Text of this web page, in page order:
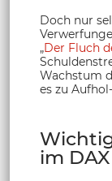
Doch nur
„Der Fluch
Wachstum
es zu
im DAX